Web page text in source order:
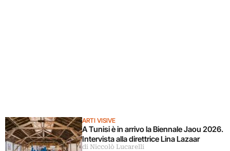
ARTI VISIVE
A Tunisi è in arrivo la Biennale Jaou 2026.
Intervista alla direttrice Lina Lazaar
di Niccolò Lucarelli